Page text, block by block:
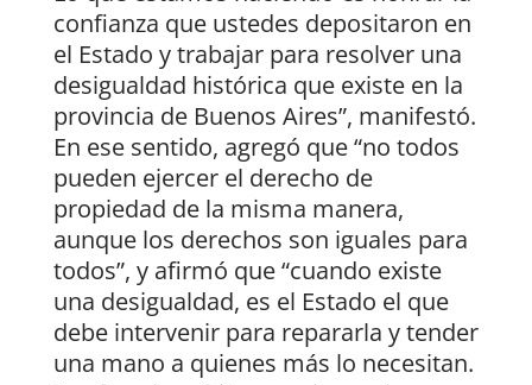
confianza que ustedes depositaron en
el Estado y trabajar para resolver una
desigualdad histórica que existe en la
provincia de Buenos Aires”, manifestó.
En ese sentido, agregó que “no todos
pueden ejercer el derecho de
propiedad de la misma manera,
aunque los derechos son iguales para
todos”, y afirmó que “cuando existe
una desigualdad, es el Estado el que
debe intervenir para repararla y tender
una mano a quienes más lo necesitan.